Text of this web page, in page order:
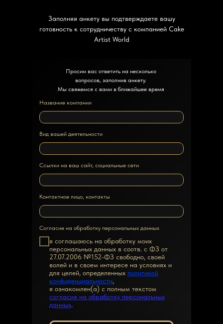
Заполняя анкету вы подтверждаете вашу
готовность к сотрудничеству с компанией Cake
Artist World
Просим вас ответить на несколько
вопросов, заполнив анкету.
Мы свяжемся с вами в ближайшее время
Название компании
Вид вашей деятельности
Ссылки на ваш сайт, социальные сети
Контактное лицо, контакты
Согласие на обработку персональных данных
я соглашаюсь на обработку моих
персональных данных в соотв. с ФЗ от
27.07.2006 №152-ФЗ свободно, своей
волей и в своем интересе на условиях и
для целей, определенных политикой
конфиденциальности,
я ознакомлен(а) с полным текстом
согласия на обработку персональных
данных.